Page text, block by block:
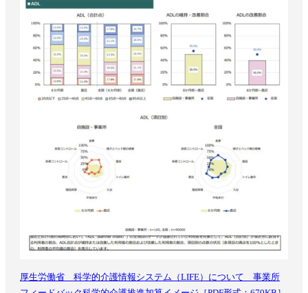
厚生労働省 科学的介護情報システム（LIFE）について 事業所